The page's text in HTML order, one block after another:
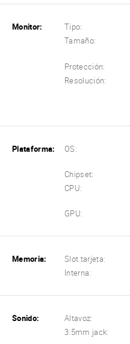
Monitor: Tipo:
Tamaño:
Protección:
Resolución:
Plataforma: OS:
Chipset:
CPU:
GPU:
Memoria: Slot tarjeta:
Interna:
Sonido: Altavoz:
3.5mm jack: